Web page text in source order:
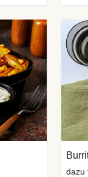
dazu